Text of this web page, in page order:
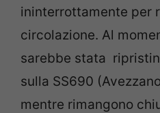
ininterrottamente per
circolazione. Al
sarebbe stata
sulla SS690
mentre rimangono